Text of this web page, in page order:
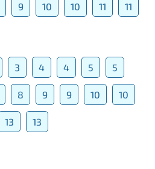
9 10 10 11
11
3 4 4 5 5
8 9 9 10 10
13
13